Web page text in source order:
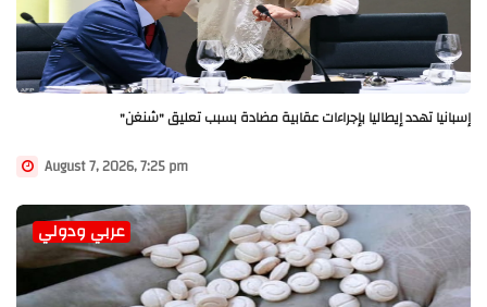
إسبانيا تهدد إيطاليا بإجراءات عقابية مضادة بسبب تعليق "شنغن"
August 7, 2026, 7:25 pm
عربي ودولي